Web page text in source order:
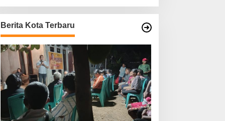
Berita Kota Terbaru